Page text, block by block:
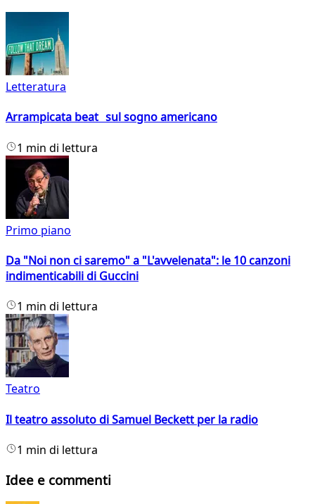
Letteratura
Arrampicata beat sul sogno americano
1 min di lettura
Primo piano
Da "Noi non ci saremo" a "L'avvelenata": le 10 canzoni
indimenticabili di Guccini
1 min di lettura
Teatro
Il teatro assoluto di Samuel Beckett per la radio
1 min di lettura
Idee e commenti